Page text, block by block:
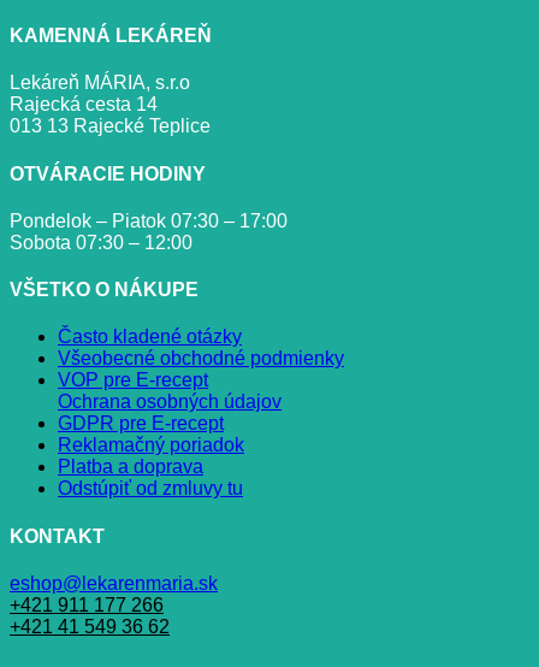
KAMENNÁ LEKÁREŇ
Lekáreň MÁRIA, s.r.o
Rajecká cesta 14
013 13 Rajecké Teplice
OTVÁRACIE HODINY
Pondelok – Piatok 07:30 – 17:00
Sobota 07:30 – 12:00
VŠETKO O NÁKUPE
Často kladené otázky
Všeobecné obchodné podmienky
VOP pre E-recept
Ochrana osobných údajov
GDPR pre E-recept
Reklamačný poriadok
Platba a doprava
Odstúpiť od zmluvy tu
KONTAKT
eshop@lekarenmaria.sk
+421 911 177 266
+421 41 549 36 62